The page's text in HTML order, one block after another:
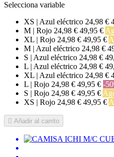
Selecciona variable
XS | Azul eléctrico 24,98 €
M | Rojo 24,98 € 49,95 €
XL | Rojo 24,98 € 49,95 €
M | Azul eléctrico 24,98 €
S | Azul eléctrico 24,98 €
L | Azul eléctrico 24,98 €
XL | Azul eléctrico 24,98 €
L | Rojo 24,98 € 49,95 € -
S | Rojo 24,98 € 49,95 €
XS | Rojo 24,98 € 49,95 €
 Añadir al carrito